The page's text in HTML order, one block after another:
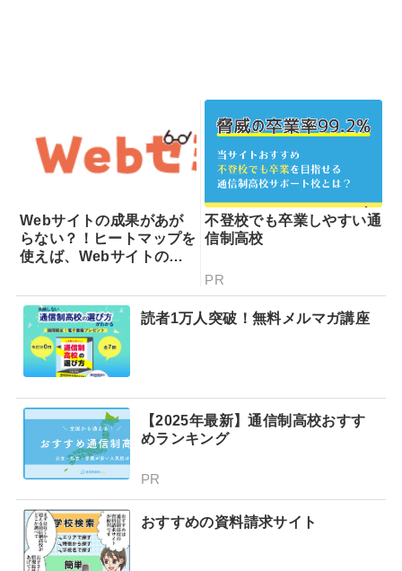
Webサイトの成果があが
らない？！ヒートマップを
使えば、Webサイトの課
プでできることを専門家が
分かりやすく解説！
不登校でも卒業しやすい通
信制高校
PR
読者1万人突破！無料メルマガ講座
【2025年最新】通信制高校おすす
めランキング
PR
おすすめの資料請求サイト